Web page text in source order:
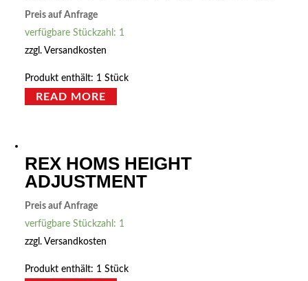
Preis auf Anfrage
verfügbare Stückzahl: 1
zzgl. Versandkosten
Produkt enthält: 1Stück
READ MORE
REX HOMS HEIGHT
ADJUSTMENT
Preis auf Anfrage
verfügbare Stückzahl: 1
zzgl. Versandkosten
Produkt enthält: 1Stück